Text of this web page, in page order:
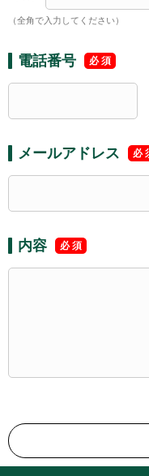
（全角で入力してください）
電話番号
メールアドレス
内容